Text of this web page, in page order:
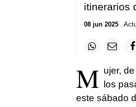
itinerarios
08 jun 2025.
M ujer,
los
este sábado